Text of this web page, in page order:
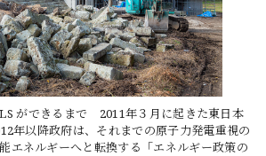
ができるまで 2011年３月に起きた東日本
年以降政府は、それまでの原子力発電重視の
エネルギーへと転換する「エネルギー政策の